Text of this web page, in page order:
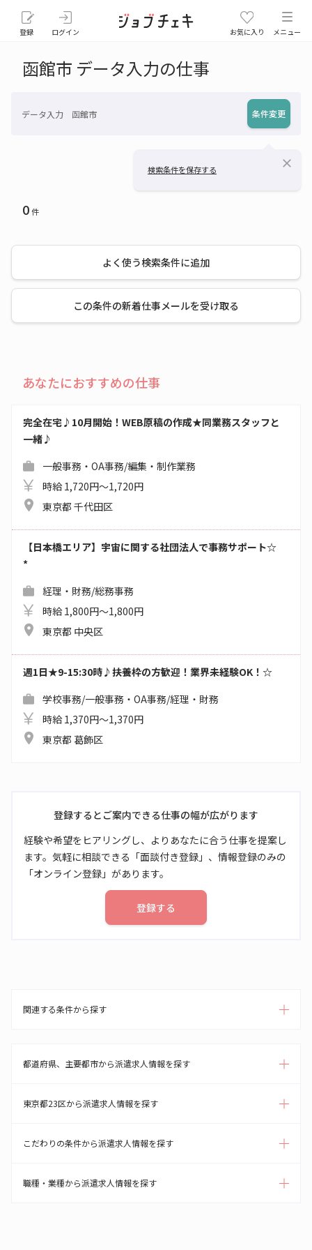
登録 ログイン お気に入り メニュー
函館市 データ入力の仕事
データ入力 函館市 条件変更
検索条件を保存する close
0件
よく使う検索条件に追加
この条件の新着仕事メールを受け取る
あなたにおすすめの仕事
完全在宅♪10月開始！WEB原稿の作成★同業務スタッフと
一緒♪
一般事務・OA事務/編集・制作業務
時給 1,720円～1,720円
東京都 千代田区
【日本橋エリア】宇宙に関する社団法人で事務サポート☆
*
経理・財務/総務事務
時給 1,800円～1,800円
東京都 中央区
週1日★9-15:30時♪扶養枠の方歓迎！業界未経験OK！☆
学校事務/一般事務・OA事務/経理・財務
時給 1,370円～1,370円
東京都 葛飾区
登録するとご案内できる仕事の幅が広がります
経験や希望をヒアリングし、よりあなたに合う仕事を提案し
ます。気軽に相談できる「面談付き登録」、情報登録のみの
「オンライン登録」があります。
登録する
関連する条件から探す
都道府県、主要都市から派遣求人情報を探す
東京都23区から派遣求人情報を探す
こだわりの条件から派遣求人情報を探す
職種・業種から派遣求人情報を探す